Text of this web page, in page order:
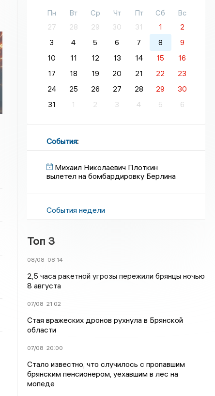
Пн Вт Ср Чт Пт Сб
Вс
27
28 29 30 31 1
2
3
4 5 6 7 8
9
10
11 12 13 14 15
16
17
18 19 20 21 22
23
24
25 26 27 28 29
30
31
1 2 3 4 5 6
События:
Михаил Николаевич Плоткин
вылетел на бомбардировку Берлина
События недели
Топ 3
08/08 08:14
2,5 часа ракетной угрозы пережили брянцы ночью
8 августа
07/08 21:02
Стая вражеских дронов рухнула в Брянской
области
07/08 20:00
Стало известно, что случилось с пропавшим
брянским пенсионером, уехавшим в лес на
мопеде